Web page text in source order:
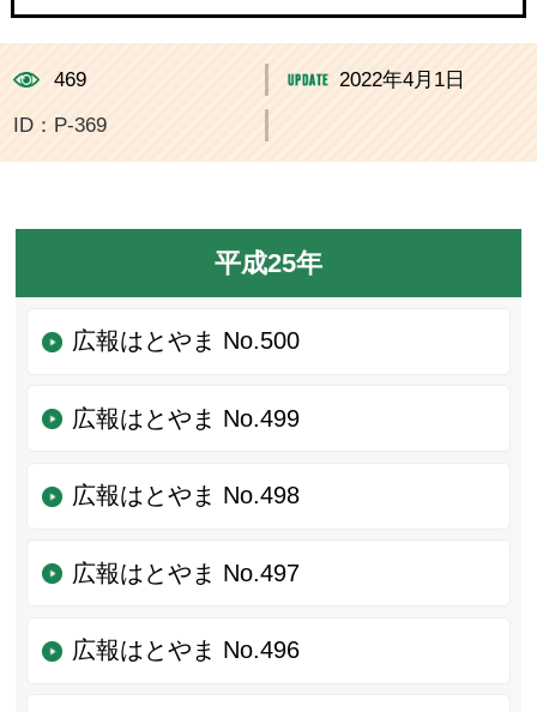
469 2022年4月1日
ID：P-369
平成25年
広報はとやま No.500
広報はとやま No.499
広報はとやま No.498
広報はとやま No.497
広報はとやま No.496